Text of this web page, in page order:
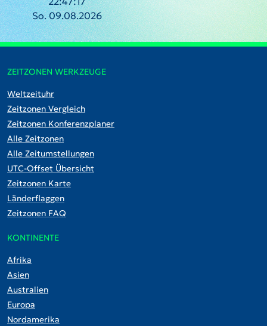
So. 09.08.2026
ZEITZONEN WERKZEUGE
Weltzeituhr
Zeitzonen Vergleich
Zeitzonen Konferenzplaner
Alle Zeitzonen
Alle Zeitumstellungen
UTC-Offset Übersicht
Zeitzonen Karte
Länderflaggen
Zeitzonen FAQ
KONTINENTE
Afrika
Asien
Australien
Europa
Nordamerika